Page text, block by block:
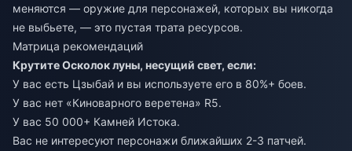
меняются — оружие для персонажей, которых вы никогда
не выбьете, — это пустая трата ресурсов.
Матрица рекомендаций
Крутите Осколок луны, несущий свет, если:
У вас есть Цзыбай и вы используете его в 80%+ боев.
У вас нет «Киноварного веретена» R5.
У вас 50 000+ Камней Истока.
Вас не интересуют персонажи ближайших 2-3 патчей.